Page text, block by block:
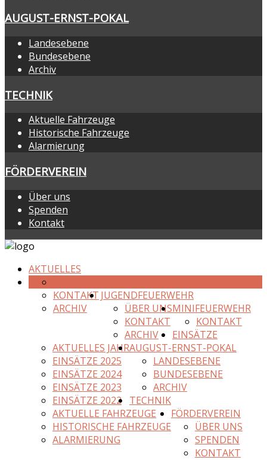
AUGUST-ERNST-POKAL
Landesebene
Bundesebene
Archiv
TECHNIK
Aktuelle Fahrzeuge
Historische Fahrzeuge
Alarmierung
FÖRDERVEREIN
Über uns
Spenden
Kontakt
AKTUELLES
KONTAKT
ARCHIV
JUGENDFEUERWEHR
ÜBER UNS
KONTAKT
ARCHIV
MINIFEUERWEHR
KONTAKT
EINSÄTZE
AKTUELLES JAHR
EINSÄTZE 2025
EINSÄTZE 2024
EINSÄTZE 2023
EINSÄTZE 2022
AUGUST-ERNST-POKAL
LANDESEBENE
BUNDESEBENE
ARCHIV
TECHNIK
AKTUELLE FAHRZEUGE
HISTORISCHE FAHRZEUGE
ALARMIERUNG
FÖRDERVEREIN
ÜBER UNS
SPENDEN
KONTAKT